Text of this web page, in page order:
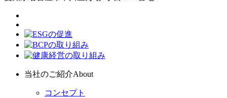
当社のご紹介About
コンセプト